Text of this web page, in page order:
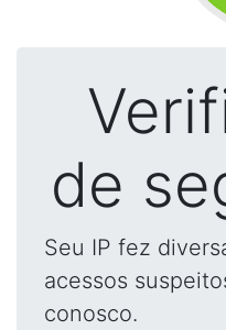
de
Seu IP fez
acessos
conosco.